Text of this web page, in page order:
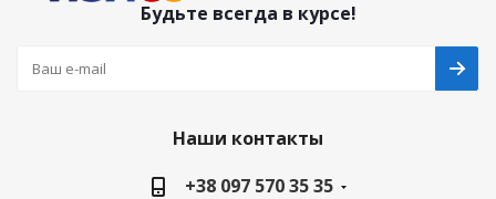
Будьте всегда в курсе!
Наши контакты
+38 097 570 35 35